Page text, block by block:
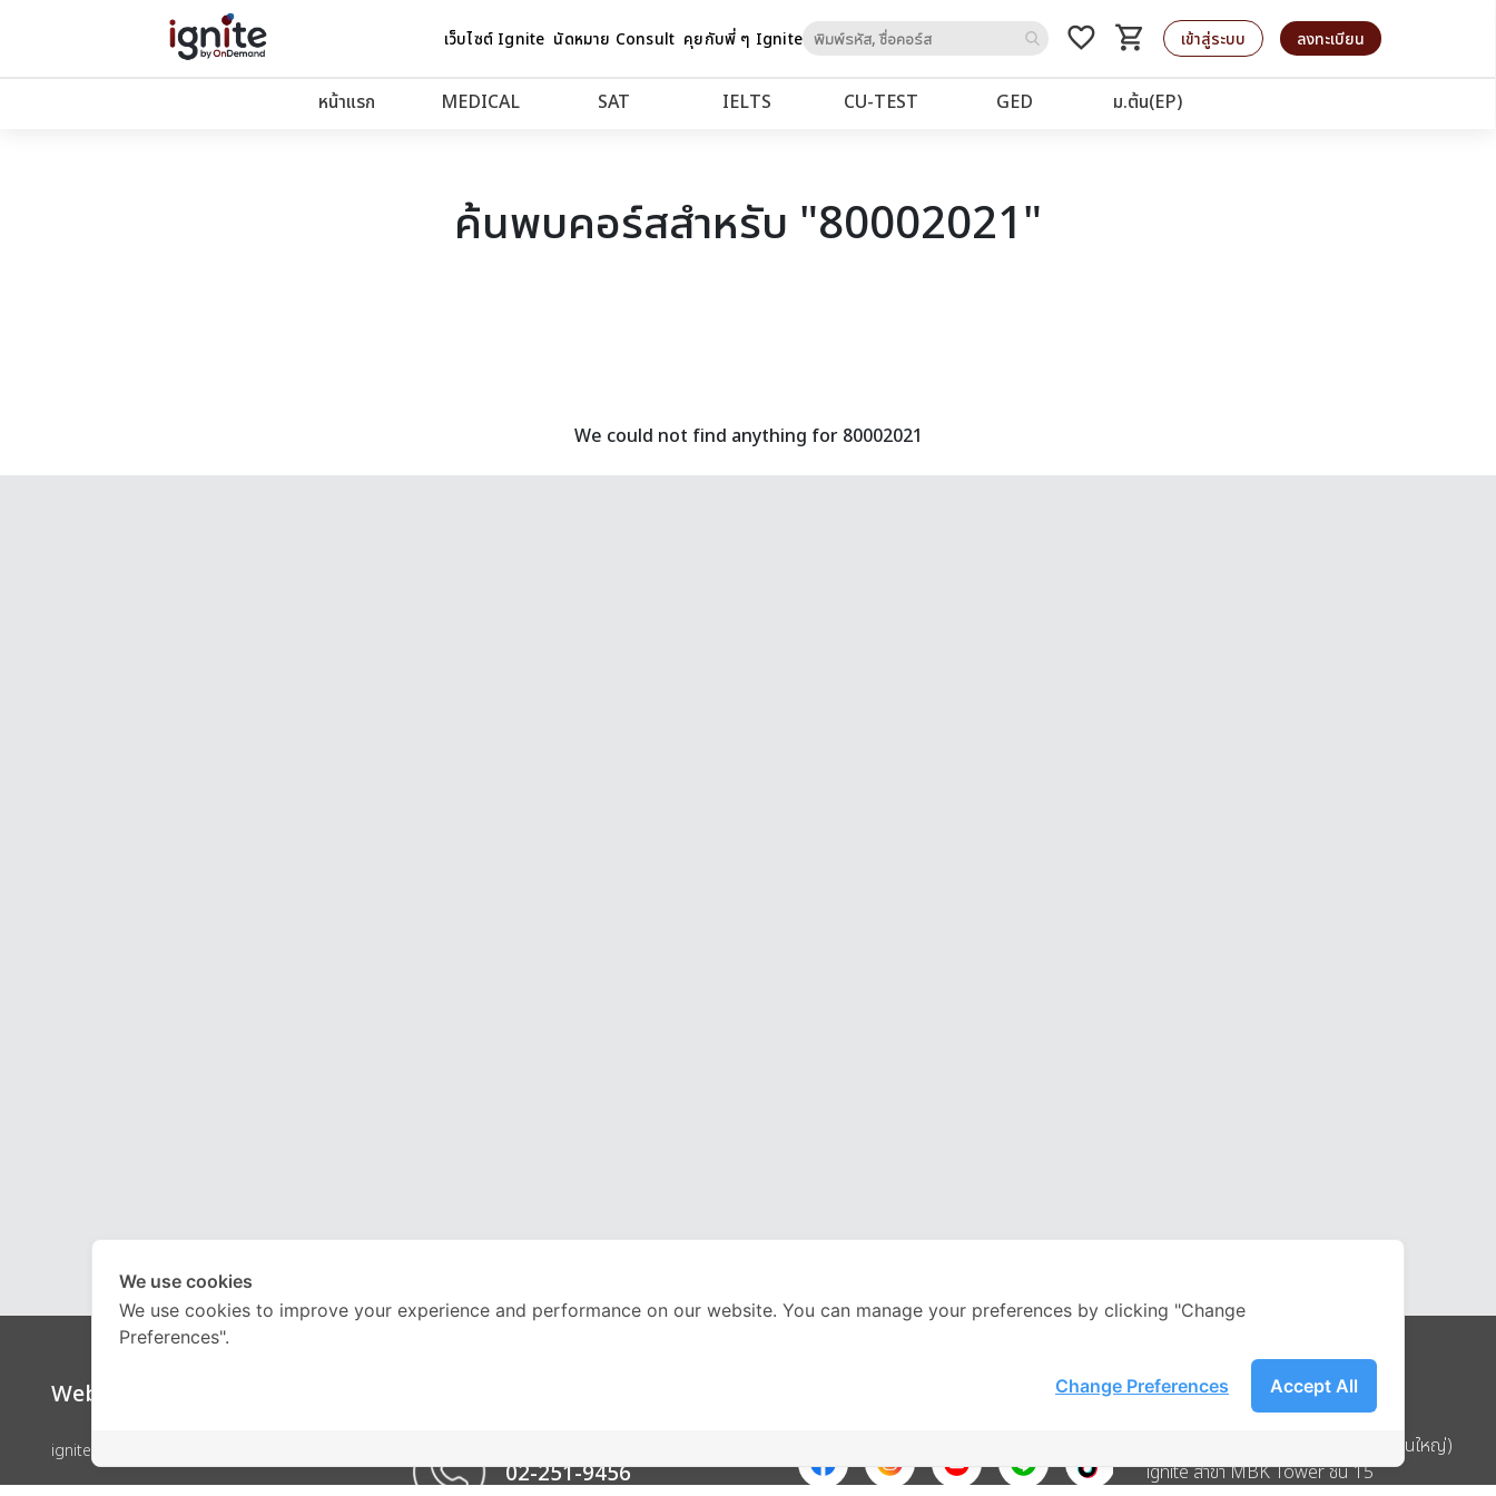
เว็บไซต์ Ignite นัดหมาย Consult คุยกับพี่ ๆ Igniteto
favorite_border shopping_cart
รถเข็น เข้าสู่ระบบ ลงทะเบียน
หน้าแรก MEDICAL SAT IELTS CU‑TEST GED ม.ต้น(EP)
ค้นพบคอร์สสำหรับ "80002021"
We could not find anything for 80002021
Website
ignite by OnDemand
02-251-9456
Address
บริษัท อิกไนท์ เอ สตาร์ จำกัด (สำนักงานใหญ่)
ignite สาขา MBK Tower ชั้น 15
We use cookies
We use cookies to improve your experience and performance on our website. You can manage your preferences by clicking "Change
Preferences".
Accept All
Change Preferences